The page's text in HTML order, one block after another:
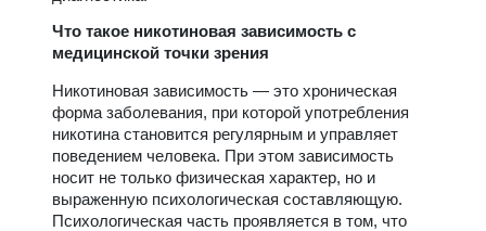
Что такое никотиновая зависимость с
медицинской точки зрения
Никотиновая зависимость — это хроническая
форма заболевания, при которой употребления
никотина становится регулярным и управляет
поведением человека. При этом зависимость
носит не только физическая характер, но и
выраженную психологическая составляющую.
Психологическая часть проявляется в том, что